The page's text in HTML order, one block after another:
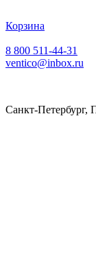
Корзина
8 800 511-44-31
ventico@inbox.ru
Санкт-Петербург,